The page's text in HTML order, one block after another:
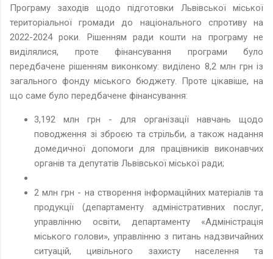
Програму заходів щодо підготовки Львівської міської
територіальної громади до національного спротиву на
2022-2024 роки. Рішенням ради кошти на програму не
виділялися, проте фінансування програми було
передбачене рішенням виконкому: виділено 8,2 млн грн із
загального фонду міського бюджету. Проте цікавіше, на
що саме було передбачене фінансування:
3,192 млн грн - для організації навчань щодо
поводження зі зброєю та стрільби, а також надання
домедичної допомоги для працівників виконавчих
органів та депутатів Львівської міської ради;
2 млн грн - на створення інформаційних матеріалів та
продукції (департаменту адміністративних послуг,
управлінню освіти, департаменту «Адміністрація
міського голови», управлінню з питань надзвичайних
ситуацій, цивільного захисту населення та